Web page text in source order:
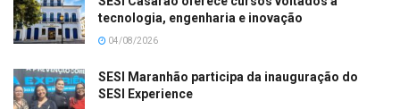
tecnologia, engenharia e inovação
04/08/2026
SESI Maranhão participa da inauguração do
SESI Experience